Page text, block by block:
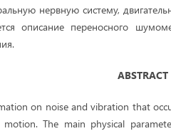
нервную систему,
описание переносного
ABSTRACT
on noise and vibration that
The main physical